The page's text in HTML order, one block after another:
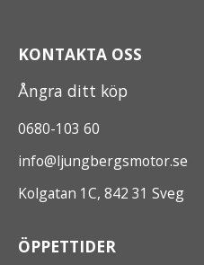
KONTAKTA OSS
Ångra ditt köp
0680-103 60
info@ljungbergsmotor.se
Kolgatan 1C, 842 31 Sveg
ÖPPETTIDER